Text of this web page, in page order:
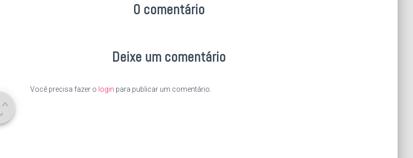
0 comentário
Deixe um comentário
Você precisa fazer o login para publicar um comentário.